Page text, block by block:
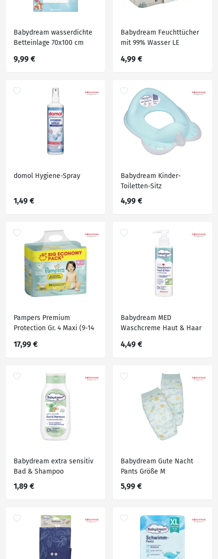
Babydream wasserdichte
Betteinlage 70x100 cm
9,99 €
Babydream Feuchttücher
mit 99% Wasser LE
4,99 €
domol Hygiene-Spray
1,49 €
Babydream Kinder-
Toiletten-Sitz
4,99 €
Pampers Premium
Protection Gr. 4 Maxi (9-14
17,99 €
Babydream MED
Waschcreme Haut & Haar
4,49 €
Babydream extra sensitiv
Bad & Shampoo
1,89 €
Babydream Gute Nacht
Pants Größe M
5,99 €